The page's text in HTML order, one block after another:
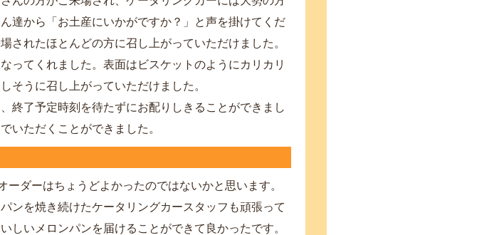
達から「お土産にいかがですか？」と声を掛けてくだ
されたほとんどの方に召し上がっていただけました。
ってくれました。表面はビスケットのようにカリカリ
そうに召し上がっていただけました。
終了予定時刻を待たずにお配りしきることができまし
いただくことができました。
ダーはちょうどよかったのではないかと思います。
ンを焼き続けたケータリングカースタッフも頑張って
しいメロンパンを届けることができて良かったです。